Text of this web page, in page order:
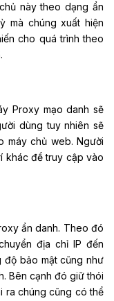
này theo dạng ẩn
mà chúng xuất hiện
cho quá trình theo
Proxy mạo danh sẽ
dùng tuy nhiên sẽ
máy chủ web. Người
khác để truy cập vào
ẩn danh. Theo đó
địa chỉ IP đến
độ bảo mật cũng như
Bên cạnh đó giữ thói
ra chúng cũng có thể